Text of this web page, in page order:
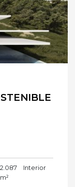
2.087
m²
Interior